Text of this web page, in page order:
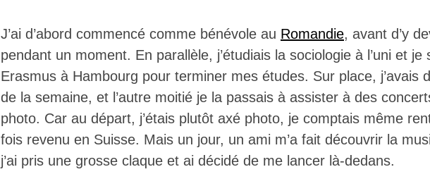
J’ai d’abord commencé comme bénévole au Romandie, avant d’y
pendant un moment. En parallèle, j’étudiais la sociologie à l’uni et je
Erasmus à Hambourg pour terminer mes études. Sur place, j’avais
de la semaine, et l’autre moitié je la passais à assister à des
photo. Car au départ, j’étais plutôt axé photo, je comptais même
fois revenu en Suisse. Mais un jour, un ami m’a fait découvrir la
j’ai pris une grosse claque et ai décidé de me lancer là-dedans.